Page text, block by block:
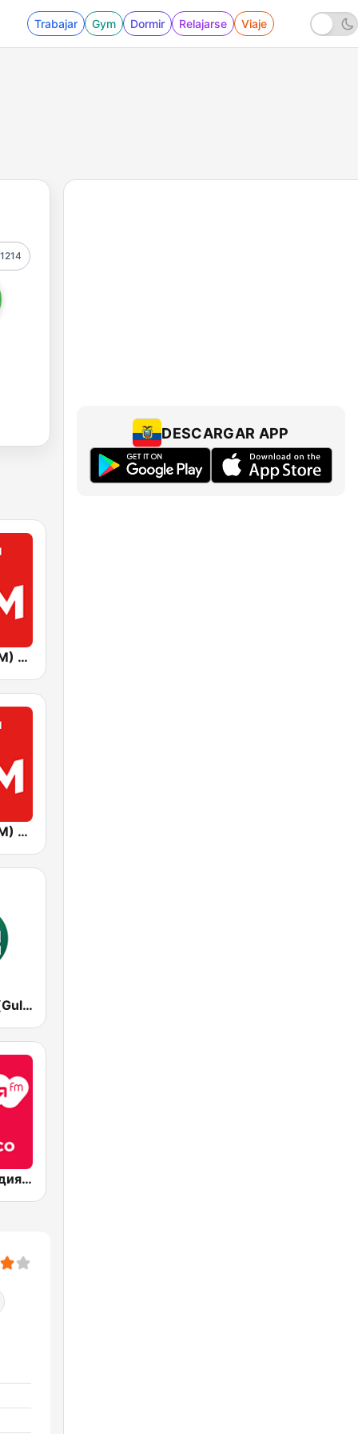
Trabajar Gym Dormir Relajarse Viaje
1214
Хіт FM (Hit FM) - Top
Хіт FM (Hit FM) - Best
Гуляй Радіо (Guliay Radio)
Радио Мелодия (Radio Melodia Disco)
DESCARGAR APP